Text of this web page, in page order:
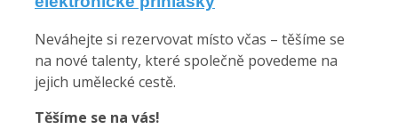
Neváhejte si rezervovat místo včas – těšíme se
na nové talenty, které společně povedeme na
jejich umělecké cestě.
Těšíme se na vás!